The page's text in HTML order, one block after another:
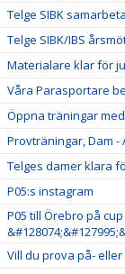
Telge SIBK
Telge SIBK/IBS
Materialare klar för
Våra Parasportare
Öppna träningar
Provträningar, Dam -
Telges damer klara
P05:s instagram
P05 till Örebro på
Vill du prova på-